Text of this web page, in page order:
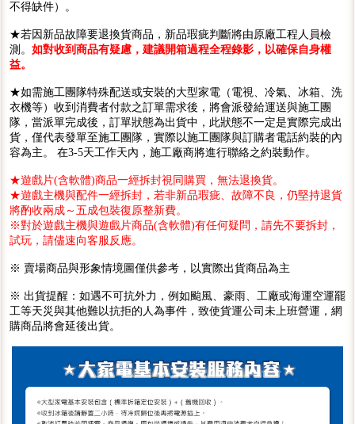
不得缺件）。
★若因新品故障要退換貨商品，新品瑕疵判斷將由原廠工程人員檢
測。 如對收到商品有疑慮，建議開箱過程全程錄影，以確保自身權
益。
★如需施工團隊特殊配送或安裝的大型家電（電視、冷氣、冰箱、洗
衣機等）收到消費者付款之訂單需求後，將會派發給運送與施工團
隊，當派單完成後，訂單狀態為出貨中，此狀態不一定是實際完成出
貨，僅代表發單至施工團隊，實際以施工團隊與訂購者電話約裝的內
容為主。 在3-5天工作天內，施工廠商將進行聯絡之約裝動作。
★遊戲片(含軟體)商品一經拆封視同購買，無法退換貨。
★遊戲主機與配件一經拆封，若非新品瑕疵、故障不良，仍堅持退貨
將酌收兩成～五成包裝復原整新費。
※對於遊戲主機與遊戲片商品(含軟體)有任何疑問，請先不要拆封，
試玩，請儘速向客服反應。
※ 賣場商品與形象情境圖僅供參考，以實際出貨商品為主
※ 出貨提醒：如遇不可抗外力，例如颱風、豪雨、工廠或海運空運罷
工等天災與其他難以抗拒的人為事件，致使貨運公司未上班營運，網
購商品將會延後出貨。